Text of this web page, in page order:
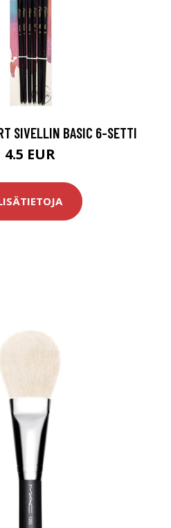
SIVELLIN BASIC 6-SETTI
4.5 EUR